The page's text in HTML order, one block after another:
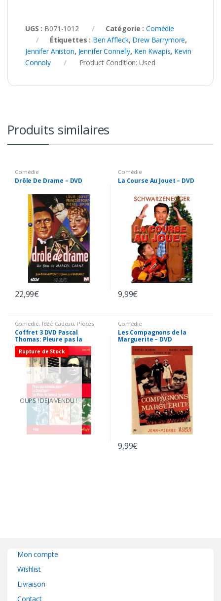
UGS : B071-1012 Catégorie : Comédie
Étiquettes : Ben Affleck, Drew Barrymore,
Jennifer Aniston, Jennifer Connelly, Ken Kwapis, Kevin
Connoly
Product Condition: Used
Produits similaires
Comédie
Drôle De Drame – DVD
22,99€
Comédie
La Course Au Jouet – DVD
9,99€
Comédie, Idée Cadeau, Pièces
rares
Coffret 3 DVD Pascal
Thomas: Pleure pas la
bouche pleine, Le chaud
lapin, Les maris, les
femmes, les amants
Rupture de Stock
OUPS ! DEJA VENDU !
Comédie
Les Compagnons de la
Marguerite – DVD
9,99€
Mon compte
Wishlist
Livraison
Contact